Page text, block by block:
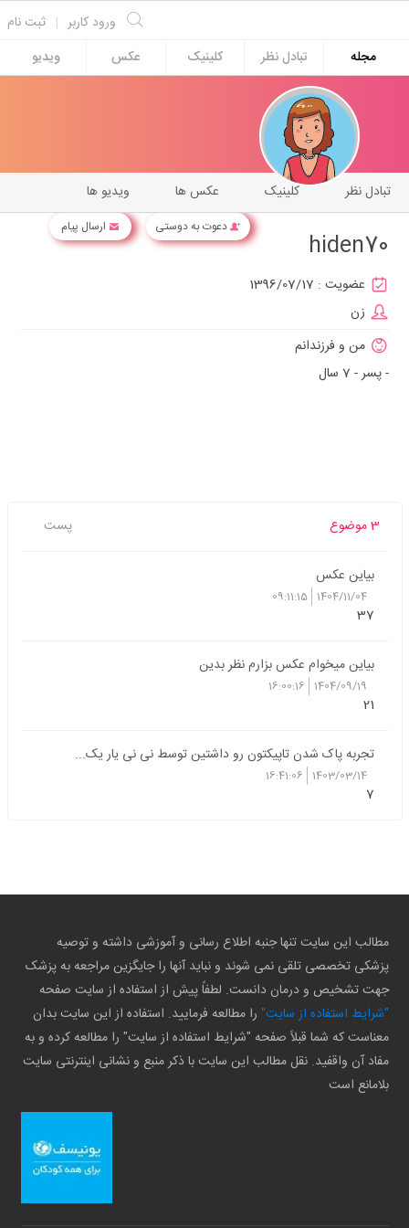
ثبت نام | ورود کاربر
مجله
تبادل نظر کلینیک عکس ویدیو
دعوت به دوستی ارسال پیام
ویدیو ها عکس ها کلینیک تبادل نظر
hiden70
عضویت : 1396/07/17
زن
من و فرزندانم
- پسر - 7 سال
3 موضوع پست
بیاین عکس
1404/11/04
09:11:15
37
بیاین میخوام عکس بزارم نظر بدین
1404/09/19
16:00:16
21
تجربه پاک شدن تاپیکتون رو داشتین توسط نی نی یار یک...
1403/03/14
16:41:06
7
مطالب این سایت تنها جنبه اطلاع رسانی و آموزشی داشته و توصیه
پزشکی تخصصی تلقی نمی شوند و نباید آنها را جایگزین مراجعه به پزشک
جهت تشخیص و درمان دانست. لطفاً پیش از استفاده از سایت صفحه
"شرایط استفاده از سایت" را مطالعه فرمایید. استفاده از این سایت بدان
معناست که شما قبلاً صفحه "شرایط استفاده از سایت" را مطالعه کرده و به
مفاد آن واقفید. نقل مطالب این سایت با ذکر منبع و نشانی اینترنتی سایت
بلامانع است